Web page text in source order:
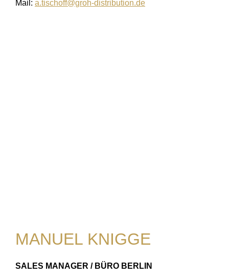
Mail: a.tischoff@groh-distribution.de
MANUEL KNIGGE
SALES MANAGER / BÜRO BERLIN